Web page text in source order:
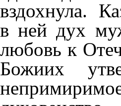
вздохнула.
в ней дух
любовь к
Божиих